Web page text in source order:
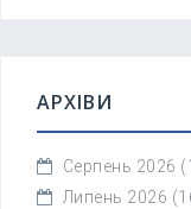
АРХІВИ
Серпень 2026
Липень 2026